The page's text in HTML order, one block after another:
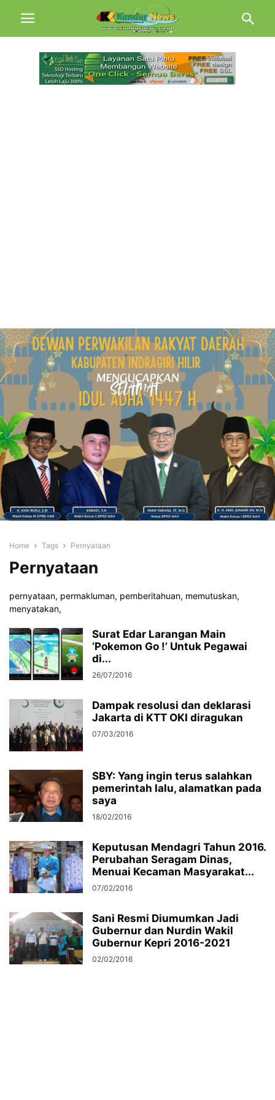
Home Tags Pernyataan
Pernyataan
pernyataan, permakluman, pemberitahuan, memutuskan,
menyatakan,
Surat Edar Larangan Main
‘Pokemon Go !’ Untuk Pegawai
di...
26/07/2016
Dampak resolusi dan deklarasi
Jakarta di KTT OKI diragukan
07/03/2016
SBY: Yang ingin terus salahkan
pemerintah lalu, alamatkan pada
saya
18/02/2016
Keputusan Mendagri Tahun 2016.
Perubahan Seragam Dinas,
Menuai Kecaman Masyarakat...
07/02/2016
Sani Resmi Diumumkan Jadi
Gubernur dan Nurdin Wakil
Gubernur Kepri 2016-2021
02/02/2016